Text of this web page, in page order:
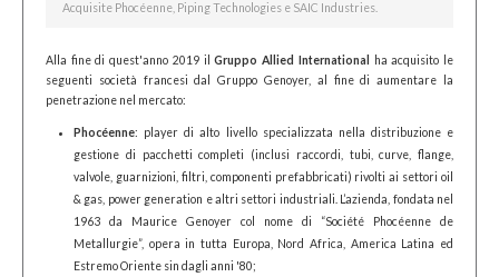
Acquisite Phocéenne, Piping Technologies e SAIC Industries.
Alla fine di quest'anno 2019 ilGruppo Allied International
ha acquisito le
seguenti società francesi dal Gruppo Genoyer, al fine di aumentare la
penetrazione nel mercato:
Phocéenne: player di alto livello specializzata nella distribuzione e
gestione di pacchetti completi (inclusi raccordi, tubi, curve, flange,
valvole, guarnizioni, filtri, componenti prefabbricati) rivolti ai settori oil
& gas, power generation e altri settori industriali. L’azienda, fondata nel
1963 da Maurice Genoyer col nome di “Société Phocéenne de
Metallurgie”, opera in tutta Europa, Nord Africa, America Latina ed
Estremo Oriente sin dagli anni '80;